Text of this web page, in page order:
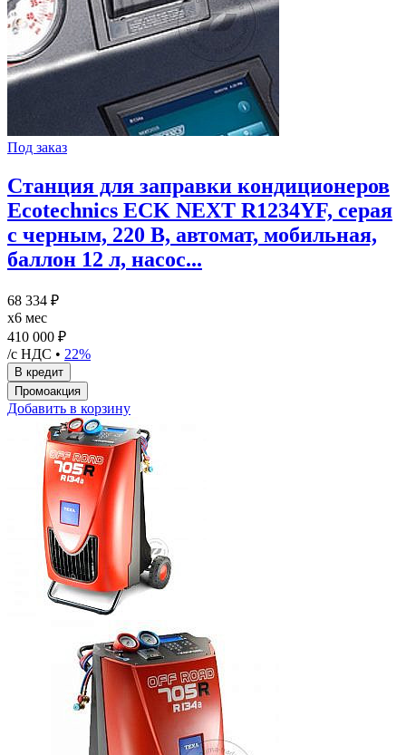
Под заказ
Станция для заправки кондиционеров
Ecotechnics ECK NEXT R1234YF, серая
с черным, 220 В, автомат, мобильная,
баллон 12 л, насос...
68 334 ₽
x6 мес
410 000 ₽
/с НДС • 22%
Добавить в корзину